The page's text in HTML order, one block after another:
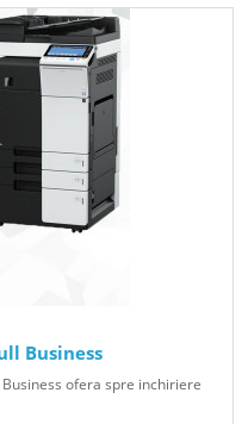
Business
ofera spre inchiriere